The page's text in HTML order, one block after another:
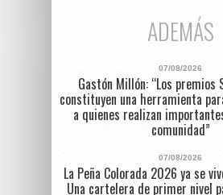
ADEMÁS
07/08/2026
Gastón Millón: “Los premios
constituyen una herramienta
a quienes realizan
comunidad”
07/08/2026
La Peña Colorada 2026 ya se
Una cartelera de primer nivel